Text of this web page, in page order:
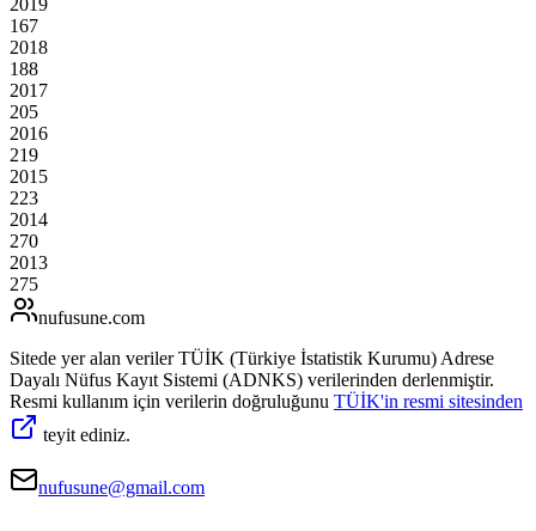
2019
167
2018
188
2017
205
2016
219
2015
223
2014
270
2013
275
nufusune.com
Sitede yer alan veriler TÜİK (Türkiye İstatistik Kurumu) Adrese
Dayalı Nüfus Kayıt Sistemi (ADNKS) verilerinden derlenmiştir.
Resmi kullanım için verilerin doğruluğunu TÜİK'in resmi sitesinden
teyit ediniz.
nufusune@gmail.com